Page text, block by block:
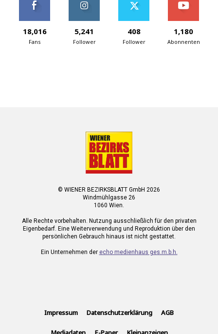
18,016
Fans
5,241
Follower
408
Follower
1,180
Abonnenten
© WIENER BEZIRKSBLATT GmbH 2026
Windmühlgasse 26
1060 Wien.
Alle Rechte vorbehalten. Nutzung ausschließlich für den privaten
Eigenbedarf. Eine Weiterverwendung und Reproduktion über den
persönlichen Gebrauch hinaus ist nicht gestattet.
Ein Unternehmen der echo medienhaus ges.m.b.h.
Impressum Datenschutzerklärung AGB